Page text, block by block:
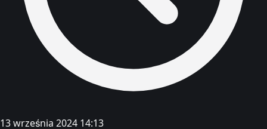
13 września 2024 14:13